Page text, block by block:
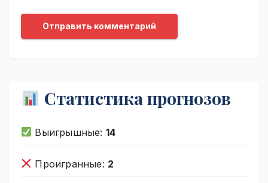
Статистика прогнозов
Выигрышные: 14
Проигранные: 2